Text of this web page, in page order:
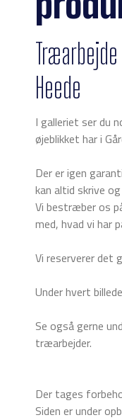
Heede
I galleriet ser du
øjeblikket har i
Der er igen
kan altid skrive
Vi bestræber os
med, hvad vi har
Vi reserverer det
Under hvert
Se også gerne
træarbejder.
Der tages
Siden er under